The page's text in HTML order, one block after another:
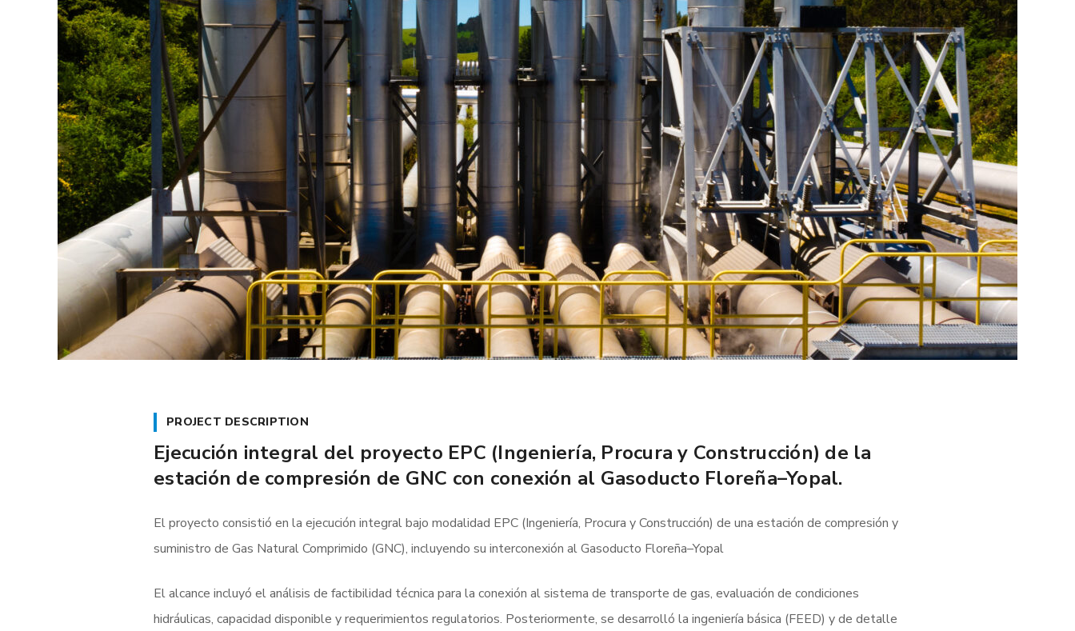
PROJECT DESCRIPTION
Ejecución integral del proyecto EPC (Ingeniería, Procura y Construcción) de la
estación de compresión de GNC con conexión al Gasoducto Floreña–Yopal.
El proyecto consistió en la ejecución integral bajo modalidad EPC (Ingeniería, Procura y Construcción) de una estación de compresión y
suministro de Gas Natural Comprimido (GNC), incluyendo su interconexión al Gasoducto Floreña–Yopal
El alcance incluyó el análisis de factibilidad técnica para la conexión al sistema de transporte de gas, evaluación de condiciones
hidráulicas, capacidad disponible y requerimientos regulatorios. Posteriormente, se desarrolló la ingeniería básica (FEED) y de detalle